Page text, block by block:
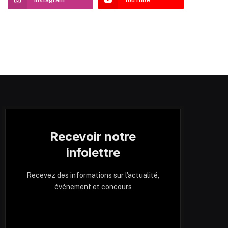
Recevoir notre
infolettre
Recevez des informations sur l'actualité,
événement et concours